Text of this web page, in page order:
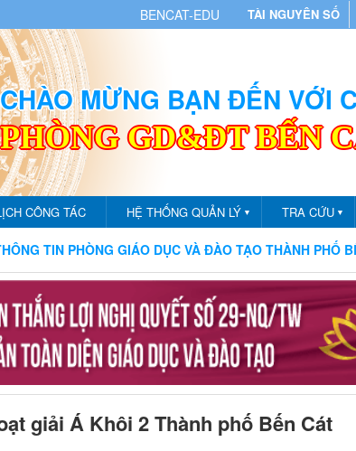
BENCAT-EDU TÀI NGUYÊN SỐ
CHÀO MỪNG BẠN ĐẾN VỚI
PHÒNG GD&ĐT BẾN
CÔNG TÁC HỆ THỐNG QUẢN LÝ ▼ TRA CỨU ▼
GIÁO DỤC VÀ ĐÀO TẠO THÀNH PHỐ BẾN CÁT
giải Á Khôi 2 Thành phố Bến Cát